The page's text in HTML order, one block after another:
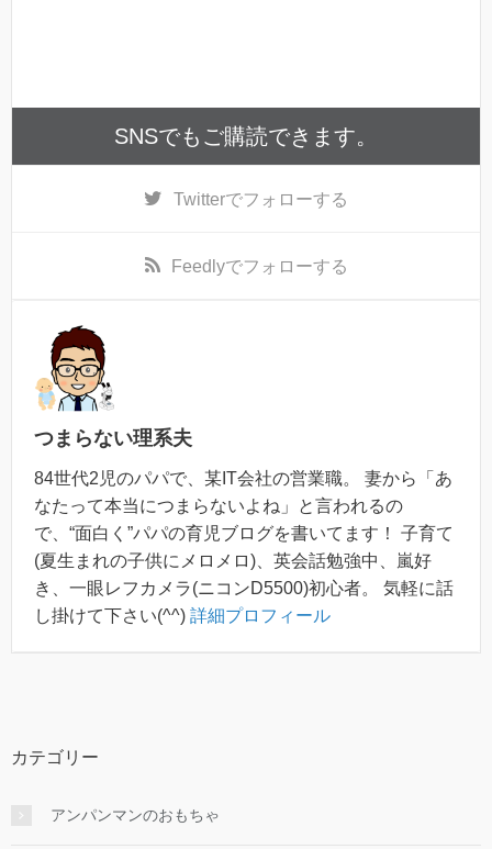
SNSでもご購読できます。
Twitterでフォローする
Feedlyでフォローする
つまらない理系夫
84世代2児のパパで、某IT会社の営業職。 妻から「あ
なたって本当につまらないよね」と言われるの
で、“面白く”パパの育児ブログを書いてます！ 子育て
(夏生まれの子供にメロメロ)、英会話勉強中、嵐好
き、一眼レフカメラ(ニコンD5500)初心者。 気軽に話
し掛けて下さい(^^) 詳細プロフィール
カテゴリー
アンパンマンのおもちゃ